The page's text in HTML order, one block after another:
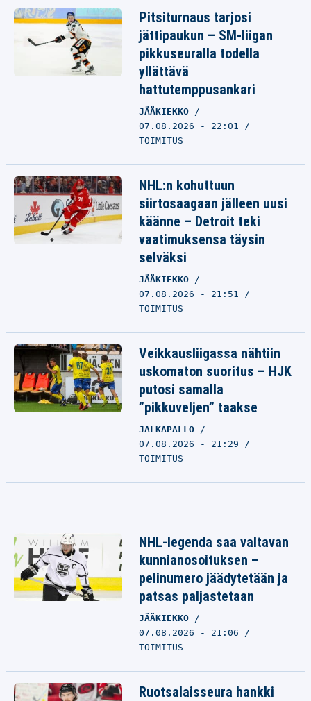
Pitsiturnaus tarjosi
jättipaukun – SM-liigan
pikkuseuralla todella
yllättävä
hattutemppusankari
JÄÄKIEKKO
07.08.2026 - 22:01
TOIMITUS
NHL:n kohuttuun
siirtosaagaan jälleen uusi
käänne – Detroit teki
vaatimuksensa täysin
selväksi
JÄÄKIEKKO
07.08.2026 - 21:51
TOIMITUS
Veikkausliigassa nähtiin
uskomaton suoritus – HJK
putosi samalla
”pikkuveljen” taakse
JALKAPALLO
07.08.2026 - 21:29
TOIMITUS
NHL-legenda saa valtavan
kunnianosoituksen –
pelinumero jäädytetään ja
patsas paljastetaan
JÄÄKIEKKO
07.08.2026 - 21:06
TOIMITUS
Ruotsalaisseura hankki